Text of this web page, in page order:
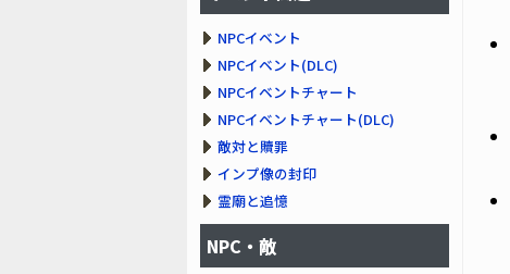
NPCイベント
NPCイベント(DLC)
NPCイベントチャート
NPCイベントチャート(DLC)
敵対と贖罪
インプ像の封印
霊廟と追憶
NPC・敵